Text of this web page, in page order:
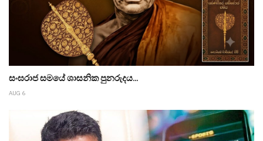
සංඝරාජ සමයේ ශාසනික පුනරුදය...
AUG 6